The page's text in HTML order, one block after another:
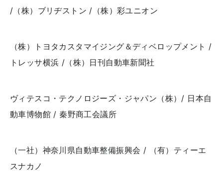
/（株）ブリヂストン /（株）彩ユニオン
（株）トヨタカスタマイジング＆ディベロップメント /
トレッサ横浜 /（株）日刊自動車新聞社
ヴィテスコ・テクノロジーズ・ジャパン（株）/ 日本自
動車博物館 / 秦野商工会議所
（一社）神奈川県自動車整備振興会 / （有）ティーエ
スナカノ